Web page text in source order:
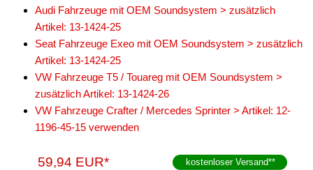
Audi Fahrzeuge mit OEM Soundsystem > zusätzlich
Artikel: 13-1424-25
Seat Fahrzeuge Exeo mit OEM Soundsystem > zusätzlich
Artikel: 13-1424-25
VW Fahrzeuge T5 / Touareg mit OEM Soundsystem >
zusätzlich Artikel: 13-1424-26
VW Fahrzeuge Crafter / Mercedes Sprinter > Artikel: 12-
1196-45-15 verwenden
59,94 EUR* kostenloser Versand**